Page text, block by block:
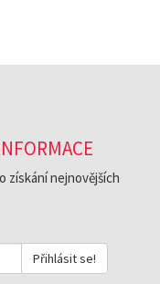
získání nejnovějších
Přihlásit se!